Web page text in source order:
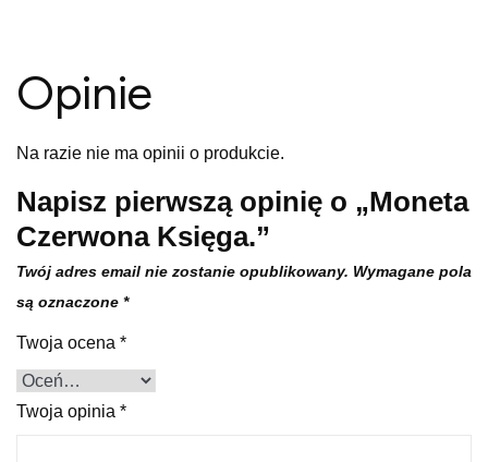
Opinie
Na razie nie ma opinii o produkcie.
Napisz pierwszą opinię o „Moneta
Czerwona Księga.”
Twój adres email nie zostanie opublikowany. Wymagane pola
są oznaczone *
Twoja ocena *
Twoja opinia *